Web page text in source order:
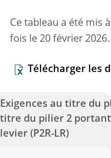
Ce tableau a été mis
fois le 20 février 2026.
Télécharger les
Exigences au titre du
titre du pilier 2
levier (P2R-LR)